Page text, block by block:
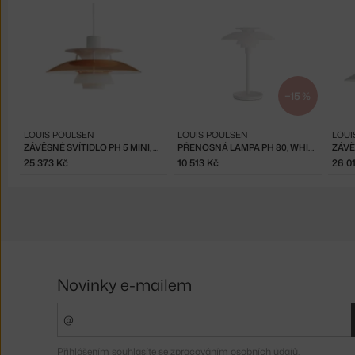
ZÁVĚSNÉ SVÍTIDLO PH 5 MINI, COPPER
LOUIS POULSEN
25 373 Kč
−15 %
PŘENOSNÁ LAMPA PH 80, WHITE
LOUIS POULSEN
10 513 Kč 26
Novinky e-mailem
Přihlášením souhlasíte se zpracováním osobních údajů